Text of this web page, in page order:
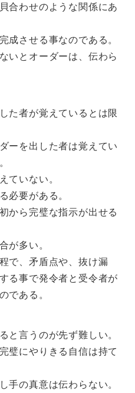
合わせのような関係にあ
成させる事なのである。
いとオーダーは、伝わら
た者が覚えているとは限
ーを出した者は覚えてい
ていない。
必要がある。
から完璧な指示が出せる
が多い。
で、矛盾点や、抜け漏
る事で発令者と受令者が
である。
と言うのが先ず難しい。
璧にやりきる自信は持て
手の真意は伝わらない。